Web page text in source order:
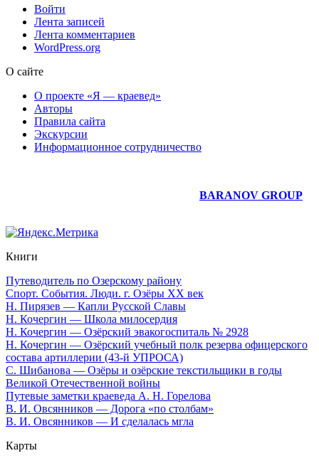
Войти
Лента записей
Лента комментариев
WordPress.org
О сайте
О проекте «Я — краевед»
Авторы
Правила сайта
Экскурсии
Информационное сотрудничество
BARANOV GROUP
Книги
Путеводитель по Озерскому району
Спорт. События. Люди. г. Озёры XX век
Н. Пирязев — Капли Русской Славы
Н. Кочергин — Школа милосердия
Н. Кочергин — Озёрский эвакогоспиталь № 2928
Н. Кочергин — Озёрский учебный полк резерва офицерского
состава артиллерии (43-й УПРОСА)
С. Шибанова — Озёры и озёрские текстильщики в годы
Великой Отечественной войны
Путевые заметки краеведа А. Н. Горелова
В. И. Овсянников — Дорога «по столбам»
В. И. Овсянников — И сделалась мгла
Карты